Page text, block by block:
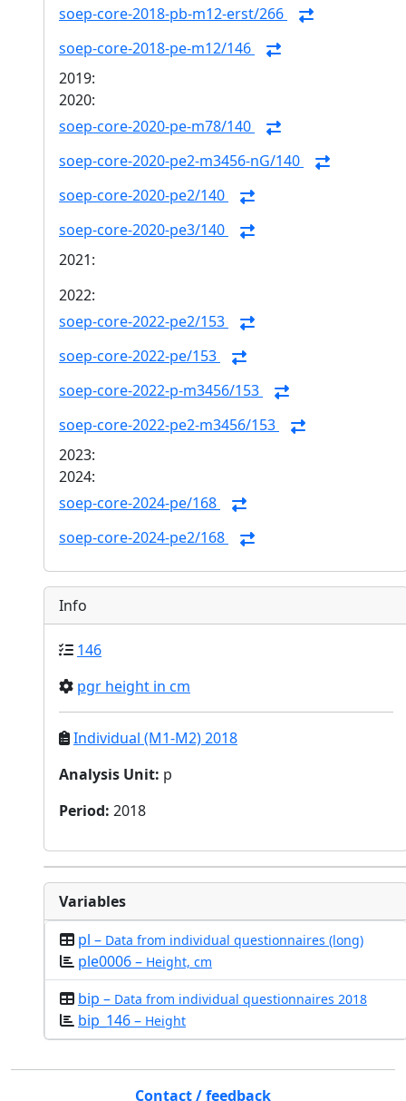
soep-core-2018-pb-m12-erst/266
soep-core-2018-pe-m12/146
2019:
2020:
soep-core-2020-pe-m78/140
soep-core-2020-pe2-m3456-nG/140
soep-core-2020-pe2/140
soep-core-2020-pe3/140
2021:
2022:
soep-core-2022-pe2/153
soep-core-2022-pe/153
soep-core-2022-p-m3456/153
soep-core-2022-pe2-m3456/153
2023:
2024:
soep-core-2024-pe/168
soep-core-2024-pe2/168
Info
146
pgr height in cm
Individual (M1-M2) 2018
Analysis Unit: p
Period: 2018
Variables
pl – Data from individual questionnaires (long)
ple0006 – Height, cm
bip – Data from individual questionnaires 2018
bip_146 – Height
Contact / feedback